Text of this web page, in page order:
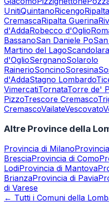
UnitiQuintanoRicengo
CremascaRipalta Guerina
d'AddaRobecco d'Oglio
BassanoSan Daniele Po
Martino del Lago
d'OglioSergnanoSolarolo
RainerioSoncinoSoresina
d'AddaStagno Lombardo
VimercatiTornataTorre de'
PizzoTrescore Cremasco
CremascoVailateVescovato
Altre Province della
Provincia di Milano
BresciaProvincia di Como
LodiProvincia di Mantova
BrianzaProvincia di Pavia
di Varese
← Tutti i Comuni della